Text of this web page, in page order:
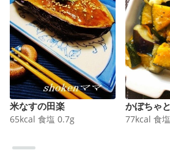
米なすの田楽
65kcal 食塩 0.7g
かぼちゃ
77kcal 食塩